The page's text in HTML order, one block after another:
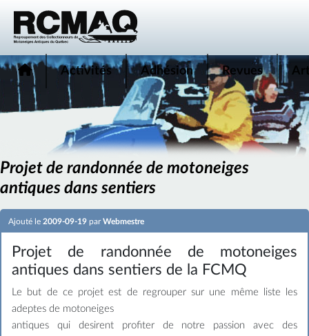
Activités Adhésion Revues
Projet de randonnée de motoneiges
antiques dans sentiers
Ajouté le 2009-09-19 parWebmestre
Projet de randonnée de motoneiges
antiques dans sentiers de la FCMQ
Le but de ce projet est de regrouper sur une même liste les
adeptes de motoneiges
antiques qui desirent profiter de notre passion avec des